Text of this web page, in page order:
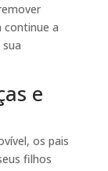
continue a
e
os pais
filhos